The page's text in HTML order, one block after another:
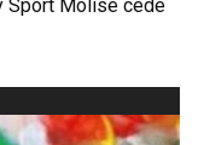
Sport Molise cede